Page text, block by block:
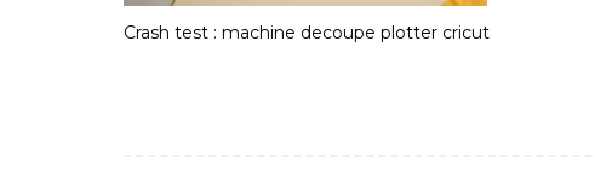
Crash test : machine decoupe plotter cricut